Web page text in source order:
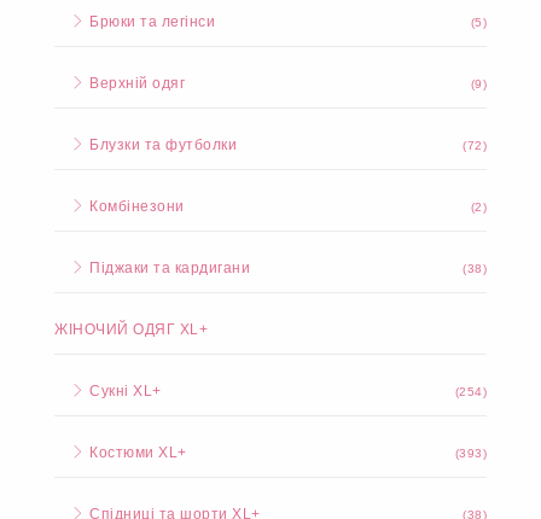
Брюки та легінси (5)
Верхній одяг (9)
Блузки та футболки (72)
Комбінезони (2)
Піджаки та кардигани (38)
ЖІНОЧИЙ ОДЯГ XL+
Сукні XL+ (254)
Костюми XL+ (393)
Спідниці та шорти XL+ (38)